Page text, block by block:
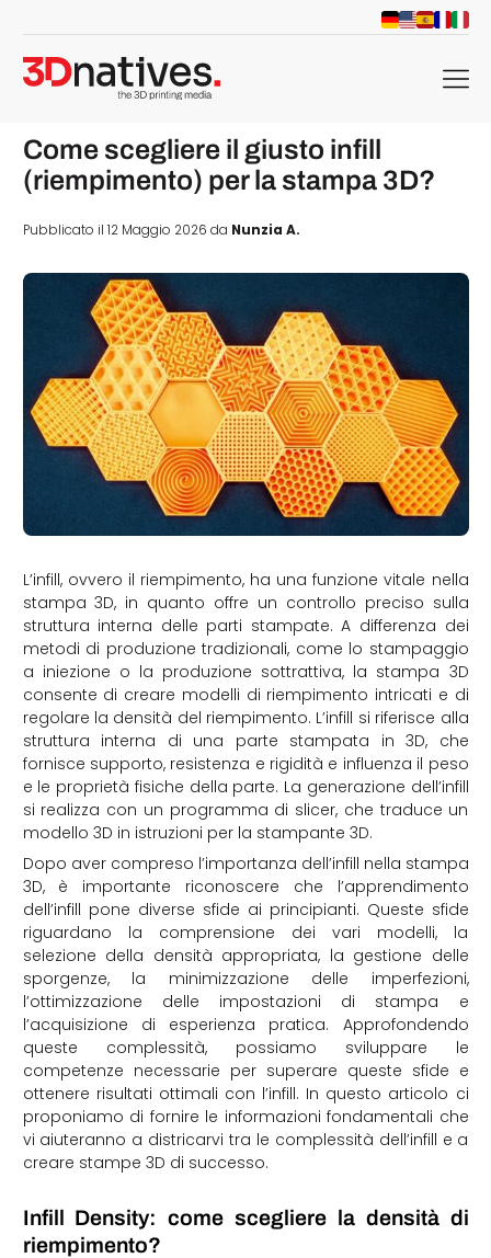
menu
Come scegliere il giusto infill
(riempimento) per la stampa 3D?
Pubblicato il 12 Maggio 2026 da Nunzia A.
L’infill, ovvero il riempimento, ha una funzione vitale nella
stampa 3D, in quanto offre un controllo preciso sulla
struttura interna delle parti stampate. A differenza dei
metodi di produzione tradizionali, come lo stampaggio
a iniezione o la produzione sottrattiva, la stampa 3D
consente di creare modelli di riempimento intricati e di
regolare la densità del riempimento. L’infill si riferisce alla
struttura interna di una parte stampata in 3D, che
fornisce supporto, resistenza e rigidità e influenza il peso
e le proprietà fisiche della parte. La generazione dell’infill
si realizza con un programma di slicer, che traduce un
modello 3D in istruzioni per la stampante 3D.
Dopo aver compreso l’importanza dell’infill nella stampa
3D, è importante riconoscere che l’apprendimento
dell’infill pone diverse sfide ai principianti. Queste sfide
riguardano la comprensione dei vari modelli, la
selezione della densità appropriata, la gestione delle
sporgenze, la minimizzazione delle imperfezioni,
l’ottimizzazione delle impostazioni di stampa e
l’acquisizione di esperienza pratica. Approfondendo
queste complessità, possiamo sviluppare le
competenze necessarie per superare queste sfide e
ottenere risultati ottimali con l’infill. In questo articolo ci
proponiamo di fornire le informazioni fondamentali che
vi aiuteranno a districarvi tra le complessità dell’infill e a
creare stampe 3D di successo.
Infill Density: come scegliere la densità di
riempimento?